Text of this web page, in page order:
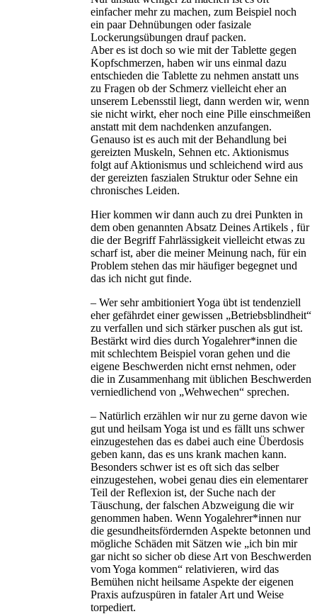
einfacher mehr zu machen, zum Beispiel noch
ein paar Dehnübungen oder fasizale
Lockerungsübungen drauf packen.
Aber es ist doch so wie mit der Tablette gegen
Kopfschmerzen, haben wir uns einmal dazu
entschieden die Tablette zu nehmen anstatt uns
zu Fragen ob der Schmerz vielleicht eher an
unserem Lebensstil liegt, dann werden wir, wenn
sie nicht wirkt, eher noch eine Pille einschmeißen
anstatt mit dem nachdenken anzufangen.
Genauso ist es auch mit der Behandlung bei
gereizten Muskeln, Sehnen etc. Aktionismus
folgt auf Aktionismus und schleichend wird aus
der gereizten faszialen Struktur oder Sehne ein
chronisches Leiden.
Hier kommen wir dann auch zu drei Punkten in
dem oben genannten Absatz Deines Artikels , für
die der Begriff Fahrlässigkeit vielleicht etwas zu
scharf ist, aber die meiner Meinung nach, für ein
Problem stehen das mir häufiger begegnet und
das ich nicht gut finde.
– Wer sehr ambitioniert Yoga übt ist tendenziell
eher gefährdet einer gewissen „Betriebsblindheit“
zu verfallen und sich stärker puschen als gut ist.
Bestärkt wird dies durch Yogalehrer*innen die
mit schlechtem Beispiel voran gehen und die
eigene Beschwerden nicht ernst nehmen, oder
die in Zusammenhang mit üblichen Beschwerden
verniedlichend von „Wehwechen“ sprechen.
– Natürlich erzählen wir nur zu gerne davon wie
gut und heilsam Yoga ist und es fällt uns schwer
einzugestehen das es dabei auch eine Überdosis
geben kann, das es uns krank machen kann.
Besonders schwer ist es oft sich das selber
einzugestehen, wobei genau dies ein elementarer
Teil der Reflexion ist, der Suche nach der
Täuschung, der falschen Abzweigung die wir
genommen haben. Wenn Yogalehrer*innen nur
die gesundheitsfördernden Aspekte betonnen und
mögliche Schäden mit Sätzen wie „ich bin mir
gar nicht so sicher ob diese Art von Beschwerden
vom Yoga kommen“ relativieren, wird das
Bemühen nicht heilsame Aspekte der eigenen
Praxis aufzuspüren in fataler Art und Weise
torpediert.